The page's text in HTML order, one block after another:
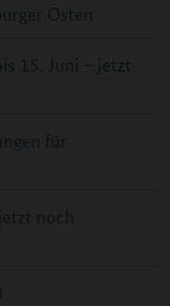
Osten
15. Juni – jetzt
für
noch